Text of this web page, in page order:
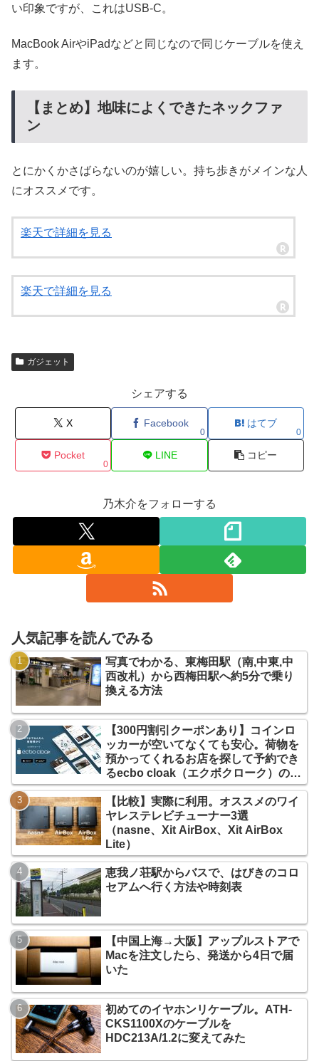
い印象ですが、これはUSB-C。
MacBook AirやiPadなどと同じなので同じケーブルを使え
ます。
【まとめ】地味によくできたネックファ
ン
とにかくかさばらないのが嬉しい。持ち歩きがメインな人
にオススメです。
楽天で詳細を見る
楽天で詳細を見る
ガジェット
シェアする
X Facebook
0
はてブ
0
Pocket
0
LINE コピー
乃木介をフォローする
人気記事を読んでみる
写真でわかる、東梅田駅（南,中東,中
西改札）から西梅田駅へ約5分で乗り
換える方法
【300円割引クーポンあり】コインロ
ッカーが空いてなくても安心。荷物を
預かってくれるお店を探して予約でき
るecbo cloak（エクボクローク）の使
い方
【比較】実際に利用。オススメのワイ
ヤレステレビチューナー3選
（nasne、Xit AirBox、Xit AirBox
Lite）
恵我ノ荘駅からバスで、はびきのコロ
セアムへ行く方法や時刻表
【中国上海→大阪】アップルストアで
Macを注文したら、発送から4日で届
いた
初めてのイヤホンリケーブル。ATH-
CKS1100Xのケーブルを
HDC213A/1.2に変えてみた